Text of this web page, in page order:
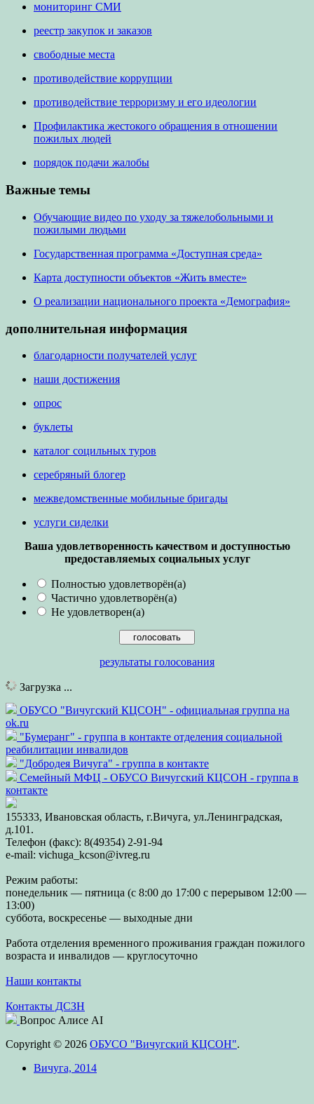
мониторинг СМИ
реестр закупок и заказов
свободные места
противодействие коррупции
противодействие терроризму и его идеологии
Профилактика жестокого обращения в отношении
пожилых людей
порядок подачи жалобы
Важные темы
Обучающие видео по уходу за тяжелобольными и
пожилыми людьми
Государственная программа «Доступная среда»
Карта доступности объектов «Жить вместе»
О реализации национального проекта «Демография»
дополнительная информация
благодарности получателей услуг
наши достижения
опрос
буклеты
каталог социльных туров
серебряный блогер
межведомственные мобильные бригады
услуги сиделки
Ваша удовлетворенность качеством и доступностью
предоставляемых социальных услуг
Полностью удовлетворён(а)
Частично удовлетворён(а)
Не удовлетворен(а)
результаты голосования
Загрузка ...
ОБУСО "Вичугский КЦСОН" - официальная группа на
ok.ru
"Бумеранг" - группа в контакте отделения социальной
реабилитации инвалидов
"Добродея Вичуга" - группа в контакте
Семейный МФЦ - ОБУСО Вичугский КЦСОН - группа в
контакте
155333, Ивановская область, г.Вичуга, ул.Ленинградская,
д.101.
Телефон (факс): 8(49354) 2-91-94
e-mail: vichuga_kcson@ivreg.ru
Режим работы:
понедельник — пятница (с 8:00 до 17:00 с перерывом 12:00 —
13:00)
суббота, воскресенье — выходные дни
Работа отделения временного проживания граждан пожилого
возраста и инвалидов — круглосуточно
Наши контакты
Контакты ДСЗН
Вопрос Алисе AI
Copyright © 2026 ОБУСО "Вичугский КЦСОН".
Вичуга, 2014